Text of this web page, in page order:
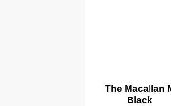
The Macallan
Black